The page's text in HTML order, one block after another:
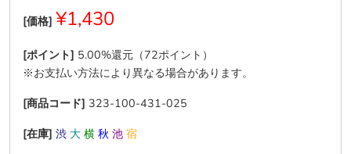
[価格] ¥1,430
[ポイント] 5.00%還元（72ポイント）
※お支払い方法により異なる場合があります。
[商品コード] 323-100-431-025
[在庫] 渋 大 横 秋 池 宿